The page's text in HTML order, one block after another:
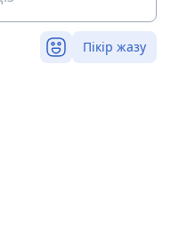
Пікір жазу